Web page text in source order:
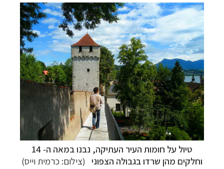
טיול על חומות העיר העתיקה,
נבנו במאה ה- 14
וחלקים מהן שרדו בגבולה הצפוני (צילום: כרמית וייס)